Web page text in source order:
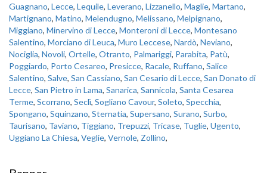
Guagnano, Lecce, Lequile, Leverano, Lizzanello, Maglie, Martano,
Martignano, Matino, Melendugno, Melissano, Melpignano,
Miggiano, Minervino di Lecce, Monteroni di Lecce, Montesano
Salentino, Morciano di Leuca, Muro Leccese, Nardò, Neviano,
Nociglia, Novoli, Ortelle, Otranto, Palmariggi, Parabita, Patù,
Poggiardo, Porto Cesareo, Presicce, Racale, Ruffano, Salice
Salentino, Salve, San Cassiano, San Cesario di Lecce, San Donato di
Lecce, San Pietro in Lama, Sanarica, Sannicola, Santa Cesarea
Terme, Scorrano, Seclì, Sogliano Cavour, Soleto, Specchia,
Spongano, Squinzano, Sternatia, Supersano, Surano, Surbo,
Taurisano, Taviano, Tiggiano, Trepuzzi, Tricase, Tuglie, Ugento,
Uggiano La Chiesa, Veglie, Vernole, Zollino,